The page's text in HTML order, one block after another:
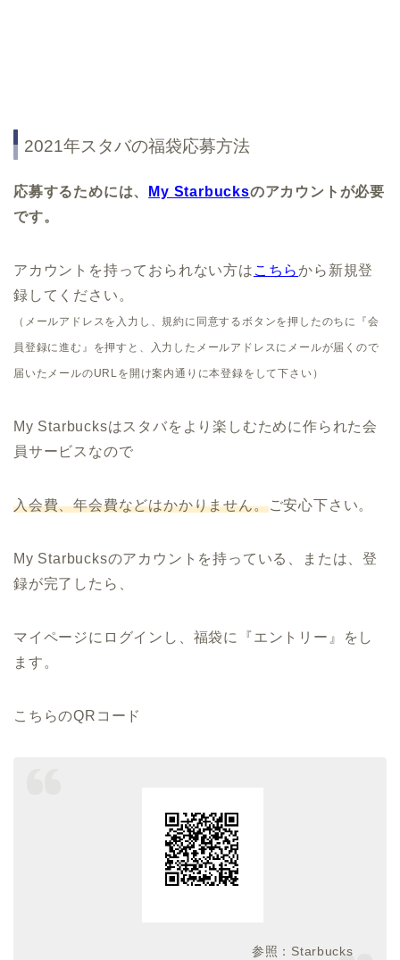
2021年スタバの福袋応募方法
応募するためには、 My Starbucksのアカウントが必要
です。
アカウントを持っておられない方は こちらから新規登
録してください。
（メールアドレスを入力し、規約に同意するボタンを押したのちに『会
員登録に進む』を押すと、入力したメールアドレスにメールが届くので
届いたメールのURLを開け案内通りに本登録をして下さい）
My Starbucksはスタバをより楽しむために作られた会
員サービスなので
入会費、年会費などはかかりません。ご安心下さい。
My Starbucksのアカウントを持っている、または、登
録が完了したら、
マイページにログインし、福袋に『エントリー』をし
ます。
こちらのQRコード
参照：Starbucks